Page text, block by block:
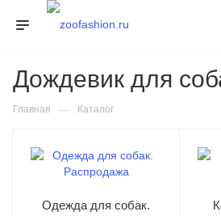
Дождевик для
Главная — Каталог
Одежда для собак.